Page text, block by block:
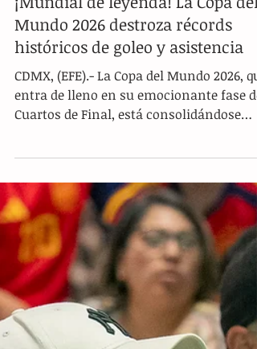
¡Mundial de leyenda! La Copa del
Mundo 2026 destroza récords
históricos de goleo y asistencia
CDMX, (EFE).- La Copa del Mundo 2026,
entra de lleno en su emocionante fase de
Cuartos de Final, está consolidándose